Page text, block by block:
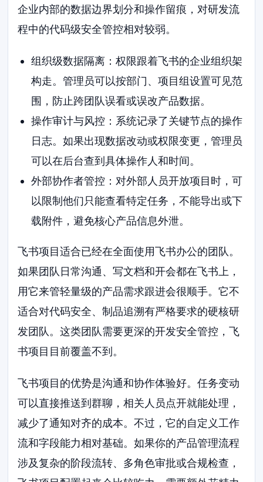
企业内部的数据边界划分和操作留痕，对研发流
程中的代码级安全管控相对较弱。
组织级数据隔离：权限跟着飞书的企业组织架
构走。管理员可以按部门、项目组设置可见范
围，防止跨团队误看或误改产品数据。
操作审计与风控：系统记录了关键节点的操作
日志。如果出现数据改动或权限变更，管理员
可以在后台查到具体操作人和时间。
外部协作者管控：对外部人员开放项目时，可
以限制他们只能查看特定任务，不能导出或下
载附件，避免核心产品信息外泄。
飞书项目适合已经在全面使用飞书办公的团队。
如果团队日常沟通、写文档和开会都在飞书上，
用它来管轻量级的产品需求跟进会很顺手。它不
适合对代码安全、制品追溯有严格要求的硬核研
发团队。这类团队需要更深的开发安全管控，飞
书项目目前覆盖不到。
飞书项目的优势是沟通和协作体验好。任务变动
可以直接推送到群聊，相关人员点开就能处理，
减少了通知对齐的成本。不过，它的自定义工作
流和字段能力相对基础。如果你的产品管理流程
涉及复杂的阶段流转、多角色审批或合规检查，